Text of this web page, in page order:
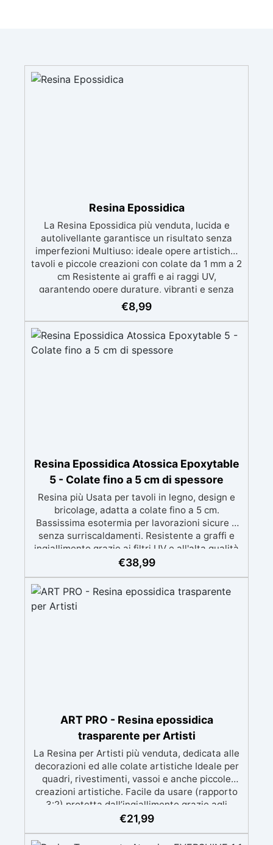
Resina Epossidica
La Resina Epossidica più venduta, lucida e
autolivellante garantisce un risultato senza
imperfezioni Multiuso: ideale opere artistiche,
tavoli e piccole creazioni con colate da 1 mm a 2
cm Resistente ai graffi e ai raggi UV,
garantendo opere durature, vibranti e senza
ingiallimenti nel tempo Bassa viscosità e
formula anti-bolle per risultati impeccabili,
Certificata Atossica post catalisi per contatto
con la pelle, BPA free e VoC Free
€8,99
Resina Epossidica Atossica Epoxytable
5 - Colate fino a 5 cm di spessore
Resina più Usata per tavoli in legno, design e
bricolage, adatta a colate fino a 5 cm.
Bassissima esotermia per lavorazioni sicure e
senza surriscaldamenti. Resistente a graffi e
ingiallimento grazie ai filtri UV e all'alta qualità
meccanica. Bassa viscosità per eliminare bolle
BPA/VOC free e certificata per il contatto
prolungato con la pelle.
€38,99
ART PRO - Resina epossidica
trasparente per Artisti
La Resina per Artisti più venduta, dedicata alle
decorazioni ed alle colate artistiche Ideale per
quadri, rivestimenti, vassoi e anche piccole
creazioni artistiche. Facile da usare (rapporto
3:2) protetta dall’ingiallimento grazie agli
speciali filtri UV Formula densa : non cola via,
in 12-24h garantendo una superficie lucida e
€21,99